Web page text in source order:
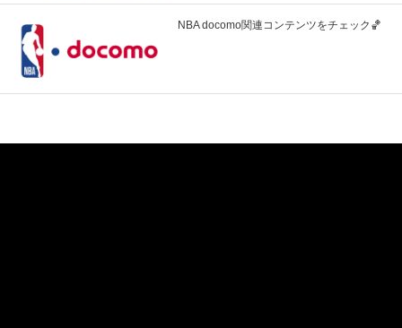
NBA docomo関連コンテンツをチェック🏀